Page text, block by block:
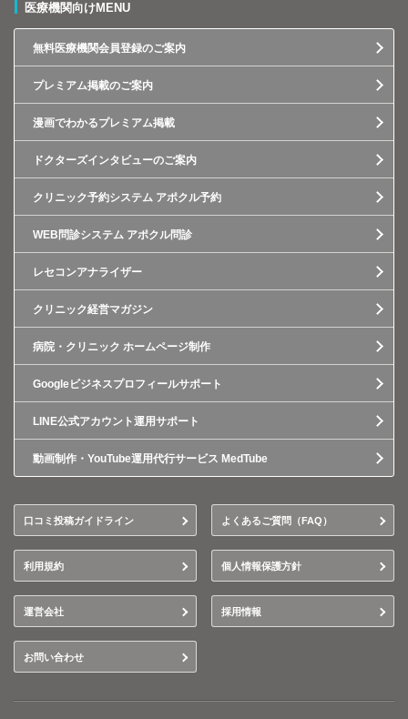
医療機関向けMENU
無料医療機関会員登録のご案内
プレミアム掲載のご案内
漫画でわかるプレミアム掲載
ドクターズインタビューのご案内
クリニック予約システム アポクル予約
WEB問診システム アポクル問診
レセコンアナライザー
クリニック経営マガジン
病院・クリニック ホームページ制作
Googleビジネスプロフィールサポート
LINE公式アカウント運用サポート
動画制作・YouTube運用代行サービス MedTube
口コミ投稿ガイドライン よくあるご質問（FAQ）
利用規約 個人情報保護方針
運営会社 採用情報
お問い合わせ